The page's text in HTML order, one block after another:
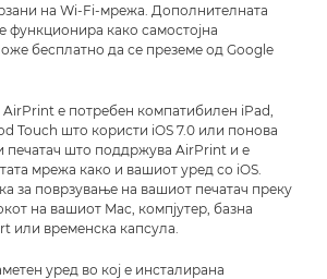
на Wi-Fi-мрежа. Дополнителната
функционира како самостојна
бесплатно да се преземе од Google
AirPrint е потребен компатибилен iPad,
Touch што користи iOS 7.0 или понова
печатач што поддржува AirPrint и е
мрежа како и вашиот уред со iOS.
за поврзување на вашиот печатач преку
на вашиот Mac, компјутер, базна
или временска капсула.
уред во кој е инсталирана